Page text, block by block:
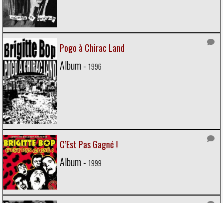
Pogo à Chirac Land
Album - 1996
C’Est Pas Gagné !
Album - 1999